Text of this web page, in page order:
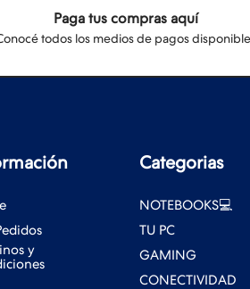
Paga tus compras aquí
todos los medios de pagos
y
Categorias
NOTEBOOKS💻
TU PC
GAMING
CONECTIVIDAD